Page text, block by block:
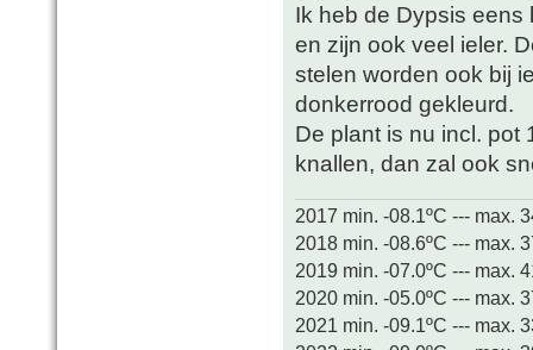
Ik heb de Dypsis
en zijn ook veel ieler.
stelen worden ook bij
donkerrood gekleurd.
De plant is nu incl. pot
knallen, dan zal ook
2017 min. -08.1ºC --- max.
2018 min. -08.6ºC --- max.
2019 min. -07.0ºC --- max.
2020 min. -05.0ºC --- max.
2021 min. -09.1ºC --- max.